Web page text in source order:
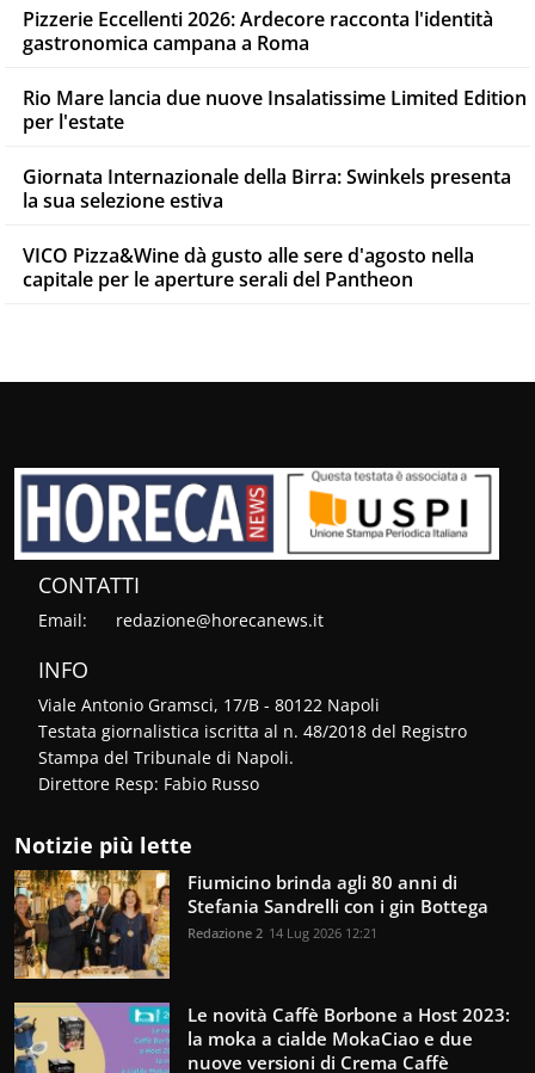
Pizzerie Eccellenti 2026: Ardecore racconta l'identità
gastronomica campana a Roma
Rio Mare lancia due nuove Insalatissime Limited Edition
per l'estate
Giornata Internazionale della Birra: Swinkels presenta
la sua selezione estiva
VICO Pizza&Wine dà gusto alle sere d'agosto nella
capitale per le aperture serali del Pantheon
CONTATTI
Email: redazione@horecanews.it
INFO
Viale Antonio Gramsci, 17/B - 80122 Napoli
Testata giornalistica iscritta al n. 48/2018 del Registro
Stampa del Tribunale di Napoli.
Direttore Resp: Fabio Russo
Notizie più lette
Fiumicino brinda agli 80 anni di
Stefania Sandrelli con i gin Bottega
Redazione 2 14 Lug 2026 12:21
Le novità Caffè Borbone a Host 2023:
la moka a cialde MokaCiao e due
nuove versioni di Crema Caffè